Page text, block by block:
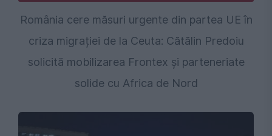
România cere măsuri urgente din partea UE în
criza migrației de la Ceuta: Cătălin Predoiu
solicită mobilizarea Frontex și parteneriate
solide cu Africa de Nord